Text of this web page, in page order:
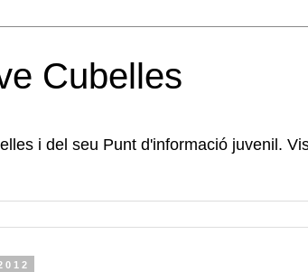
Cubelles
i del seu Punt d'informació juvenil.